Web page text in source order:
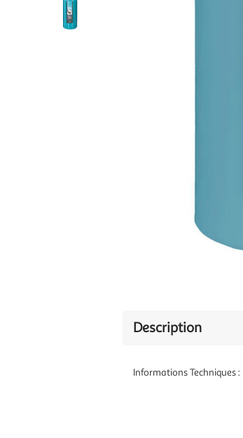
Description
Informations Techniques :